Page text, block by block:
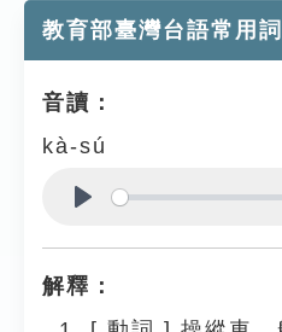
教育部臺灣台語常用
音讀：
kà-sú
解釋：